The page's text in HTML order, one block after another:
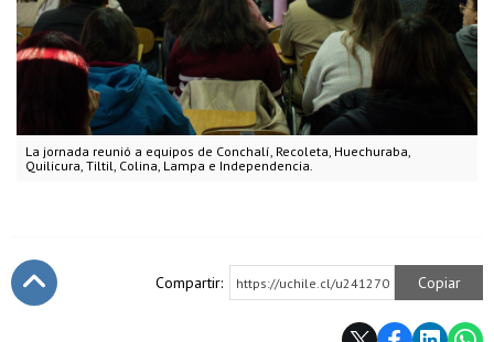
La jornada reunió a equipos de Conchalí, Recoleta, Huechuraba,
Quilicura, Tiltil, Colina, Lampa e Independencia.
Compartir: https://uchile.cl/u241270 Copiar